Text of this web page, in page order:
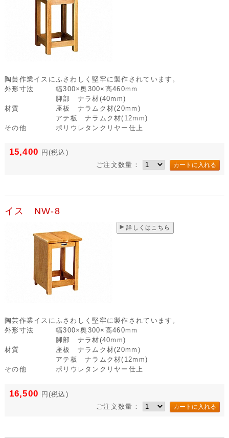
陶芸作業イスにふさわしく堅牢に製作されています。
外形寸法
幅300×奥300×高460mm
材質
脚部 ナラ材(40mm)
座板 ナラムク材(20mm)
アテ板 ナラムク材(12mm)
その他
ポリウレタンクリヤー仕上
15,400 円 (税込)
ご注文数量：
イス NW-8
詳しくはこちら
陶芸作業イスにふさわしく堅牢に製作されています。
外形寸法
幅300×奥300×高460mm
材質
脚部 ナラ材(40mm)
座板 ナラムク材(20mm)
アテ板 ナラムク材(12mm)
その他
ポリウレタンクリヤー仕上
16,500 円(税込)
ご注文数量：